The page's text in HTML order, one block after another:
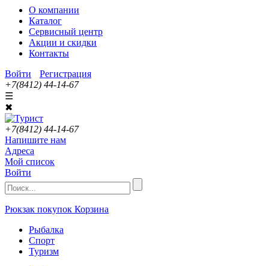
О компании
Каталог
Сервисный центр
Акции и скидки
Контакты
Войти
Регистрация
+7(8412) 44-14-67
☰
✖
+7(8412) 44-14-67
Напишите нам
Адреса
Мой список
Войти
Рюкзак покупок Корзина
Рыбалка
Спорт
Туризм